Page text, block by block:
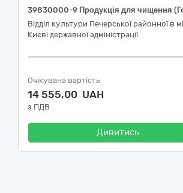
Відділ культури Печерської районної в
Києві державної адміністрації
Очікувана вартість
14 555,00 UAH
з ПДВ
Дивитись